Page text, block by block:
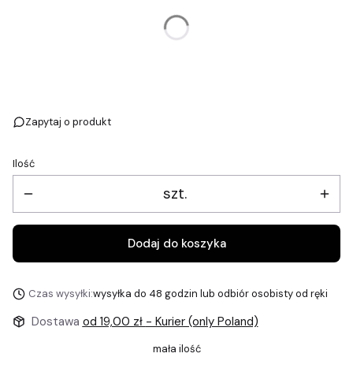
Zapytaj o produkt
Ilość
szt.
Dodaj do koszyka
Czas wysyłki:wysyłka do 48 godzin lub odbiór osobisty od ręki
Dostawa od 19,00 zł - Kurier (only Poland)
mała ilość